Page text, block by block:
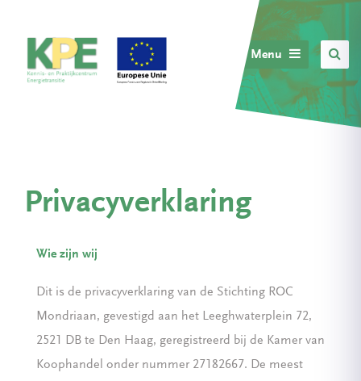
Menu
Privacyverklaring
Wie zijn wij
Dit is de privacyverklaring van de Stichting ROC
Mondriaan, gevestigd aan het Leeghwaterplein 72,
2521 DB te Den Haag, geregistreerd bij de Kamer van
Koophandel onder nummer 27182667. De meest